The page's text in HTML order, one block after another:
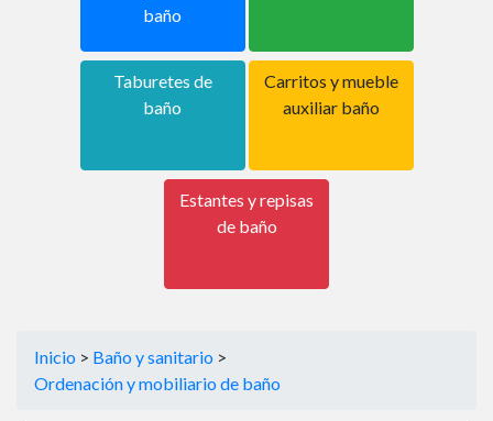
baño
Taburetes de
baño
Carritos y mueble
auxiliar baño
Estantes y repisas
de baño
Inicio > Baño y sanitario >
Ordenación y mobiliario de baño